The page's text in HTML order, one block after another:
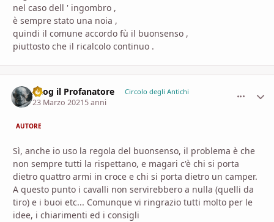
nel caso dell ' ingombro ,
è sempre stato una noia ,
quindi il comune accordo fù il buonsenso ,
piuttosto che il ricalcolo continuo .
Azog il Profanatore Circolo degli Antichi
23 Marzo 20215 anni
AUTORE
Sì, anche io uso la regola del buonsenso, il problema è che
non sempre tutti la rispettano, e magari c'è chi si porta
dietro quattro armi in croce e chi si porta dietro un camper.
A questo punto i cavalli non servirebbero a nulla (quelli da
tiro) e i buoi etc... Comunque vi ringrazio tutti molto per le
idee, i chiarimenti ed i consigli